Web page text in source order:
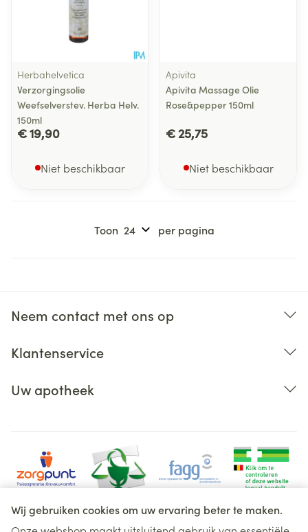
Wij gebruiken cookies om uw ervaring beter te maken.
Herbahelvetica
Verzorgingsolie
Weefselverstev. Herba Helv.
150ml
€ 19,90
Niet beschikbaar
Apivita
Apivita Massage Olie
Rose&pepper 150ml
€ 25,75
Niet beschikbaar
Toon per pagina
Neem contact met ons op
Klantenservice
Uw apotheek